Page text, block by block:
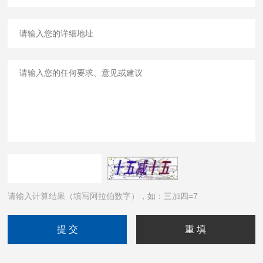
请输入计算结果（填写阿拉伯数字），如：三加四=7